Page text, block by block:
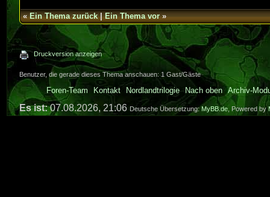
«Ein Thema zurück|Ein Thema vor»
Druckversion anzeigen
Benutzer, die gerade dieses Thema anschauen: 1 Gast/Gäste
Foren-Team Kontakt Nordlandtrilogie Nach oben Archiv-
Es ist:07.08.2026, 21:06 Deutsche Übersetzung: MyBB.de , Powered by